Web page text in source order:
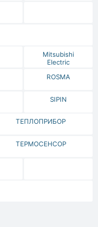
Mitsubishi
Electric
ROSMA
SIPIN
ТЕПЛОПРИБОР
ТЕРМОСЕНСОР